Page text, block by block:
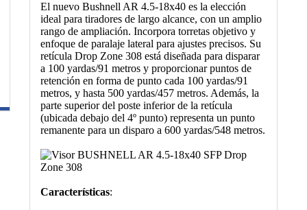
El nuevo Bushnell AR 4.5-18x40 es la elección
ideal para tiradores de largo alcance, con un amplio
rango de ampliación. Incorpora torretas objetivo y
enfoque de paralaje lateral para ajustes precisos. Su
retícula Drop Zone 308 está diseñada para disparar
a 100 yardas/91 metros y proporcionar puntos de
retención en forma de punto cada 100 yardas/91
metros, y hasta 500 yardas/457 metros. Además, la
parte superior del poste inferior de la retícula
(ubicada debajo del 4º punto) representa un punto
remanente para un disparo a 600 yardas/548 metros.
Características: